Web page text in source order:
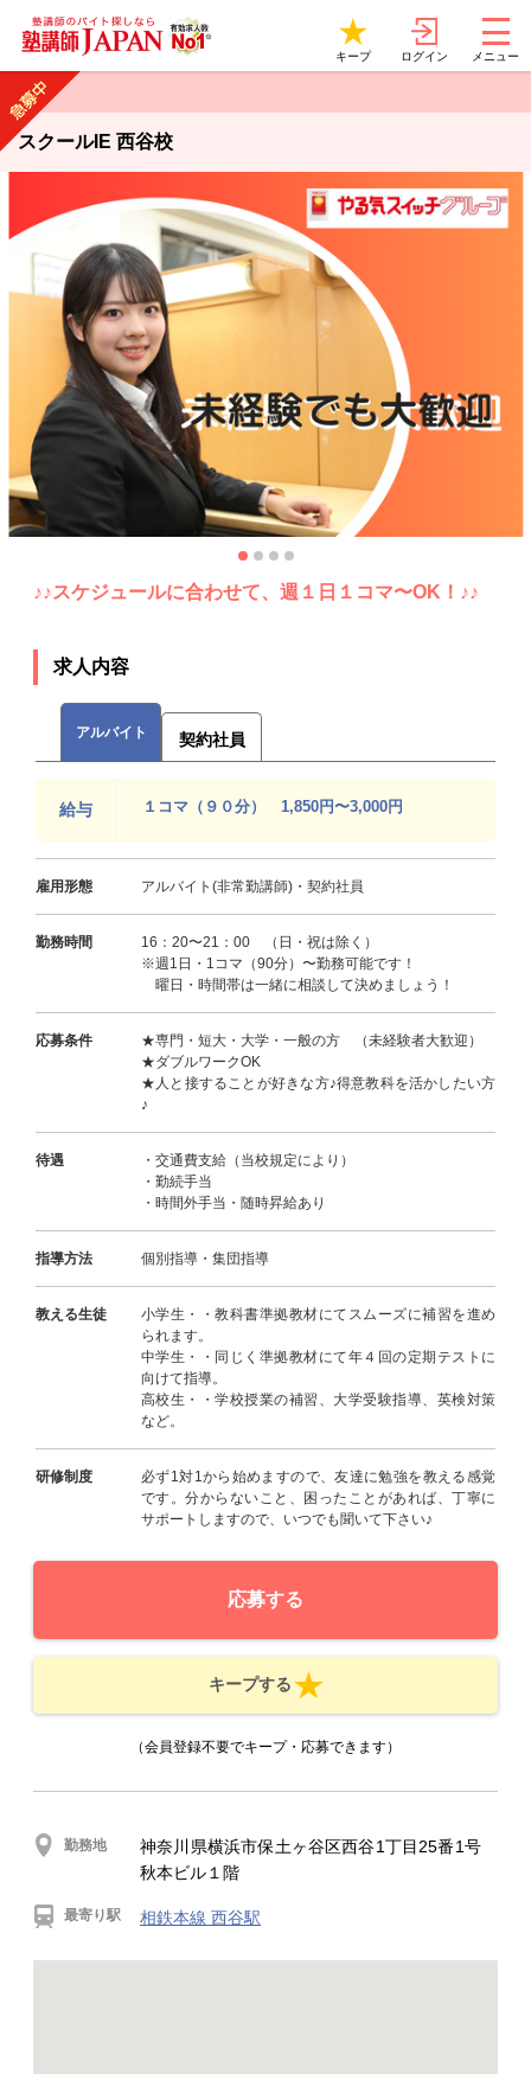
キープ ログイン メニュー
スクールIE 西谷校
♪♪スケジュールに合わせて、週１日１コマ〜OK！♪♪
求人内容
アルバイト 契約社員
給与 １コマ（９０分） 1,850円〜3,000円
雇用形態 アルバイト(非常勤講師)・契約社員
勤務時間
16：20〜21：00 （日・祝は除く）
※週1日・1コマ（90分）〜勤務可能です！
曜日・時間帯は一緒に相談して決めましょう！
応募条件
★専門・短大・大学・一般の方 （未経験者大歓迎）
★ダブルワークOK
★人と接することが好きな方♪得意教科を活かしたい方
♪
待遇
・交通費支給（当校規定により）
・勤続手当
・時間外手当・随時昇給あり
指導方法 個別指導・集団指導
教える生徒
小学生・・教科書準拠教材にてスムーズに補習を進め
られます。
中学生・・同じく準拠教材にて年４回の定期テストに
向けて指導。
高校生・・学校授業の補習、大学受験指導、英検対策
など。
研修制度
必ず1対1から始めますので、友達に勉強を教える感覚
です。分からないこと、困ったことがあれば、丁寧に
サポートしますので、いつでも聞いて下さい♪
応募する
キープする
（会員登録不要でキープ・応募できます）
勤務地
神奈川県横浜市保土ヶ谷区西谷1丁目25番1号
秋本ビル１階
最寄り駅 相鉄本線 西谷駅